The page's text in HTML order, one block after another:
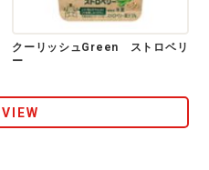
クーリッシュGreen ストロベリ
ー